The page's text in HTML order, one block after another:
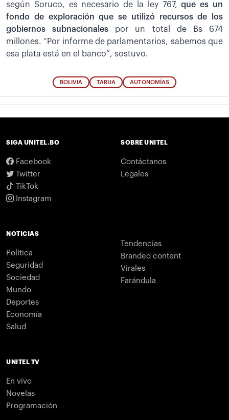
según Soruco, es necesario de la ley 767, que es un
fondo de exploración que se utilizó recursos de los
gobiernos subnacionales por un total de Bs 674
millones. “Por informe de parlamentarios, sabemos que
esa plata está en el banco”, sostuvo.
BOLIVIA TARIJA AUTONOMÍAS
SIGA UNITEL.BO
Facebook
Twitter
TikTok
Instagram
SOBRE UNITEL
Contáctanos
Legales
NOTICIAS
Política
Seguridad
Sociedad
Mundo
Deportes
Economía
Salud
Tendencias
Branded content
Virales
Farándula
UNITEL TV
En vivo
Novelas
Programación